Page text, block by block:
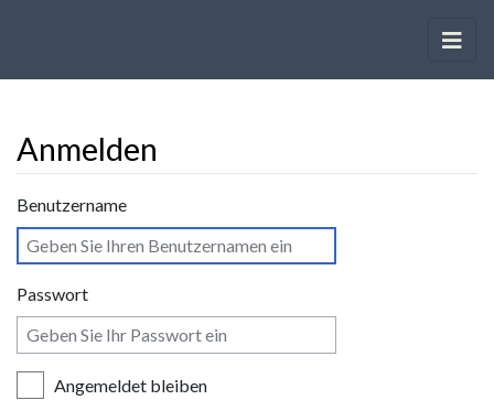
Anmelden
Wechseln zu:Navigation
Benutzername
Passwort
Angemeldet bleiben